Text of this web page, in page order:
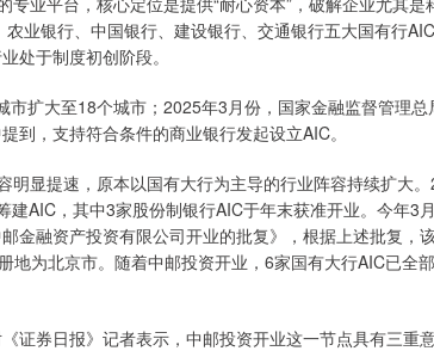
业银行、中国银行、建设银行、交通银行五大国有行
处于制度初创阶段。
扩大至18个城市；2025年3月份，国家金融监督管理总
到，支持符合条件的商业银行发起设立AIC。
显提速，原本以国有大行为主导的行业阵容持续扩大。
建AIC，其中3家股份制银行AIC于年末获准开业。今年3
金融资产投资有限公司开业的批复》，根据上述批复，
地为北京市。随着中邮投资开业，6家国有大行AIC已全
券日报》记者表示，中邮投资开业这一节点具有三重